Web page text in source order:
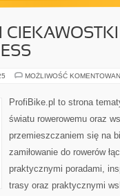
MOŻLIWOŚĆ
ProfiBike.pl to strona
światu rowerowemu oraz
przemieszczaniem się na
zamiłowanie do rowerów
praktycznymi poradami,
trasy oraz praktycznymi